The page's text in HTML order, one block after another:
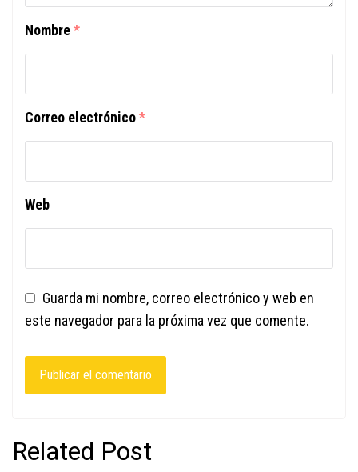
Nombre*
Correo electrónico*
Web
Guarda mi nombre, correo electrónico y web en
este navegador para la próxima vez que comente.
Related Post